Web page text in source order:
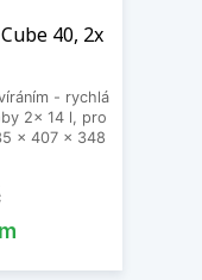
40, 2x
- rychlá
2x 14 l, pro
x 407 x 348